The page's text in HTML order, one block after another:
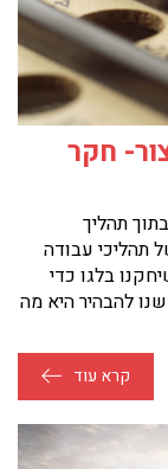
חקר
תהליך
תהליכי עבודה
בלגו כדי
להבהיר היא מה
קרא עוד